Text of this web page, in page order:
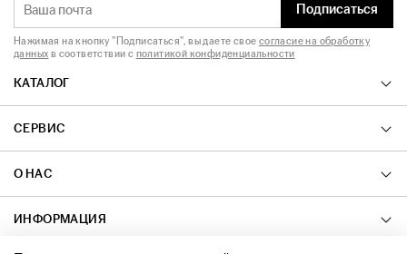
КАТАЛОГ
СЕРВИС
О НАС
ИНФОРМАЦИЯ
Подписаться
Нажимая на кнопку "Подписаться", вы даете свое согласие на обработку
данных в соответствии с политикой конфиденциальности